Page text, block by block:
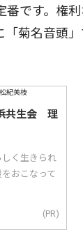
です。権
菊名音頭
共生会 理
く生きられ
おこなって
(PR)